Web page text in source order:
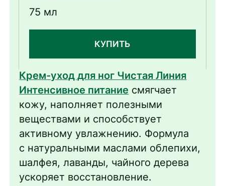
75 мл
КУПИТЬ
Крем-уход для ног Чистая Линия
Интенсивное питание смягчает
кожу, наполняет полезными
веществами и способствует
активному увлажнению. Формула
с натуральными маслами облепихи,
шалфея, лаванды, чайного дерева
ускоряет восстановление.